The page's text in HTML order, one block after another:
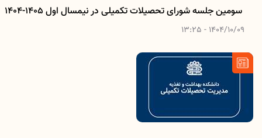
سومین جلسه شورای تحصیلات تکمیلی در نیمسال اول 1405-1404
1404/10/09 - 13:25